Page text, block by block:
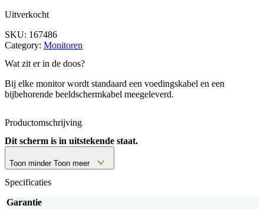
Uitverkocht
SKU: 167486
Category: Monitoren
Wat zit er in de doos?
Bij elke monitor wordt standaard een voedingskabel en een
bijbehorende beeldschermkabel meegeleverd.
Productomschrijving
Dit scherm is in uitstekende staat.
Toon minder Toon meer
Specificaties
Garantie